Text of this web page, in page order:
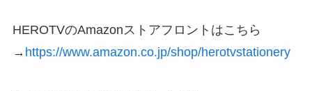
HEROTVのAmazonストアフロントはこちら
→ https://www.amazon.co.jp/shop/herotvstationery